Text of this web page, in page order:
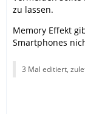
zu lassen.
Memory Effekt
Smartphones
3 Mal editiert,